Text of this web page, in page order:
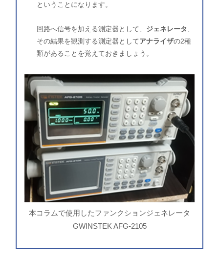
ということになります。
回路へ信号を加える測定器として、 ジェネレータ、
その結果を観測する測定器としてアナライザの2種
類があることを覚えておきましょう。
本コラムで使用したファンクションジェネレータ
GWINSTEK AFG-2105